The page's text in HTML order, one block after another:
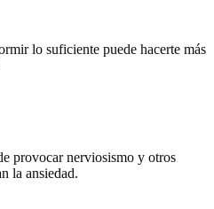
lo suficiente puede hacerte más
provocar nerviosismo y otros
la ansiedad.